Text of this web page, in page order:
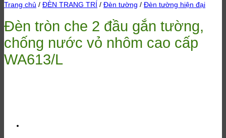
Trang chủ / ĐÈN TRANG TRÍ / Đèn tường / Đèn tường hiện đại
Đèn tròn che 2 đầu gắn tường,
chống nước vỏ nhôm cao cấp
WA613/L